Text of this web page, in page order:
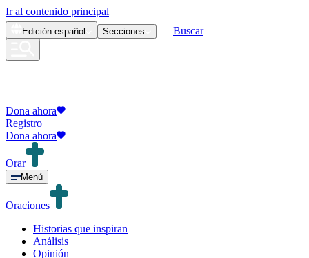
Ir al contenido principal
Edición español Secciones Buscar
Dona ahora
Registro
Dona ahora
Orar
Menú
Oraciones
Historias que inspiran
Análisis
Opinión